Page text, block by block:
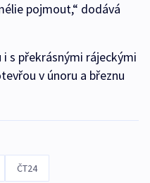
pojmout,“ dodává
s překrásnými rájeckými
v únoru a březnu
ČT24